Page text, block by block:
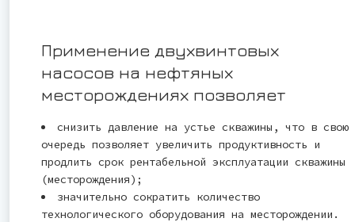
Применение двухвинтовых
насосов на нефтяных
месторождениях позволяет
снизить давление на устье скважины, что в свою
очередь позволяет увеличить продуктивность и
продлить срок рентабельной эксплуатации скважины
(месторождения);
значительно сократить количество
технологического оборудования на месторождении.